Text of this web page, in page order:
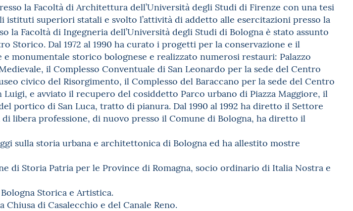
la Facoltà di Architettura dell’Università degli Studi di Firenze con una tesi
istituti superiori statali e svolto l’attività di addetto alle esercitazioni presso la
la Facoltà di Ingegneria dell’Università degli Studi di Bologna è stato assunto
Storico. Dal 1972 al 1990 ha curato i progetti per la conservazione e il
monumentale storico bolognese e realizzato numerosi restauri: Palazzo
il Complesso Conventuale di San Leonardo per la sede del Centro
civico del Risorgimento, il Complesso del Baraccano per la sede del Centro
Luigi, e avviato il recupero del cosiddetto Parco urbano di Piazza Maggiore, il
portico di San Luca, tratto di pianura. Dal 1990 al 1992 ha diretto il Settore
libera professione, di nuovo presso il Comune di Bologna, ha diretto il
sulla storia urbana e architettonica di Bologna ed ha allestito mostre
di Storia Patria per le Province di Romagna, socio ordinario di Italia Nostra e
Storica e Artistica.
Chiusa di Casalecchio e del Canale Reno.